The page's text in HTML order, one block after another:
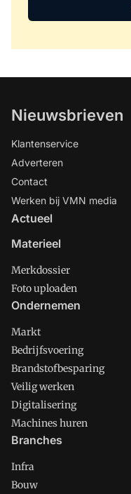
Nieuwsbrieven
Klantenservice
Adverteren
Contact
Werken bij VMN media
Actueel
Materieel
Merkdossier
Foto uploaden
Ondernemen
Markt
Bedrijfsvoering
Brandstofbesparing
Veilig werken
Digitalisering
Machines huren
Branches
Infra
Bouw